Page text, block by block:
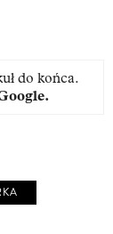
do końca.
.